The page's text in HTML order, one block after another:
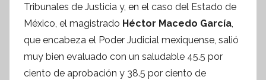
n
t
e
s
i
Tribunales de Justicia y, en el caso del Estado de
México, el magistrado Héctor Macedo García,
que encabeza el Poder Judicial mexiquense, salió
muy bien evaluado con un saludable 45.5 por
ciento de aprobación y 38.5 por ciento de